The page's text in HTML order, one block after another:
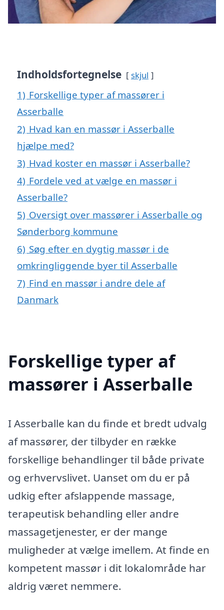
Indholdsfortegnelse skjul
1) Forskellige typer af massører i
Asserballe
2) Hvad kan en massør i Asserballe
hjælpe med?
3) Hvad koster en massør i Asserballe?
4) Fordele ved at vælge en massør i
Asserballe?
5) Oversigt over massører i Asserballe og
Sønderborg kommune
6) Søg efter en dygtig massør i de
omkringliggende byer til Asserballe
7) Find en massør i andre dele af
Danmark
Forskellige typer af
massører i Asserballe
I Asserballe kan du finde et bredt udvalg
af massører, der tilbyder en række
forskellige behandlinger til både private
og erhvervslivet. Uanset om du er på
udkig efter afslappende massage,
terapeutisk behandling eller andre
massagetjenester, er der mange
muligheder at vælge imellem. At finde en
kompetent massør i dit lokalområde har
aldrig været nemmere.